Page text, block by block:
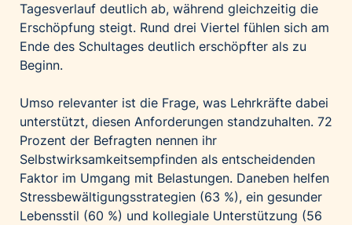
Tagesverlauf deutlich ab, während gleichzeitig die
Erschöpfung steigt. Rund drei Viertel fühlen sich am
Ende des Schultages deutlich erschöpfter als zu
Beginn.
Umso relevanter ist die Frage, was Lehrkräfte dabei
unterstützt, diesen Anforderungen standzuhalten. 72
Prozent der Befragten nennen ihr
Selbstwirksamkeitsempfinden als entscheidenden
Faktor im Umgang mit Belastungen. Daneben helfen
Stressbewältigungsstrategien (63 %), ein gesunder
Lebensstil (60 %) und kollegiale Unterstützung (56